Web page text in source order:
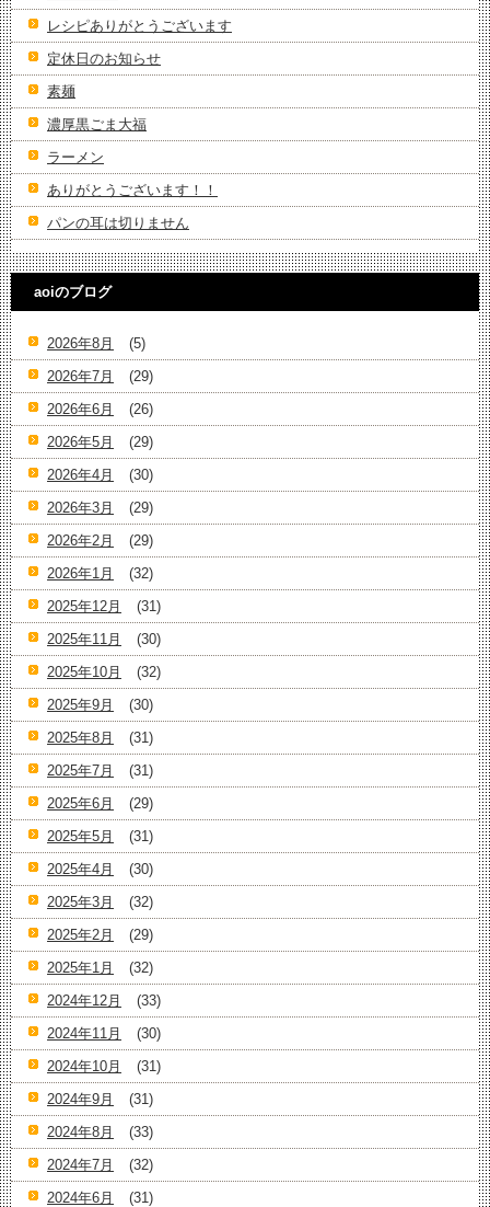
レシピありがとうございます
定休日のお知らせ
素麺
濃厚黒ごま大福
ラーメン
ありがとうございます！！
パンの耳は切りません
aoiのブログ
2026年8月
(5)
2026年7月
(29)
2026年6月
(26)
2026年5月
(29)
2026年4月
(30)
2026年3月
(29)
2026年2月
(29)
2026年1月
(32)
2025年12月
(31)
2025年11月
(30)
2025年10月
(32)
2025年9月
(30)
2025年8月
(31)
2025年7月
(31)
2025年6月
(29)
2025年5月
(31)
2025年4月
(30)
2025年3月
(32)
2025年2月
(29)
2025年1月
(32)
2024年12月
(33)
2024年11月
(30)
2024年10月
(31)
2024年9月
(31)
2024年8月
(33)
2024年7月
(32)
2024年6月
(31)